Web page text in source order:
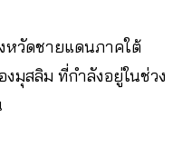
หวัดชายแดนภาคใต้
มุสลิม ที่กำลังอยู่ในช่วง